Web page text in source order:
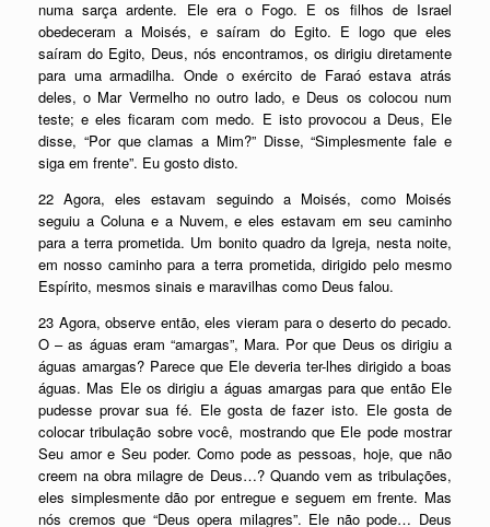
numa sarça ardente. Ele era o Fogo. E os filhos de Israel
obedeceram a Moisés, e saíram do Egito. E logo que eles
saíram do Egito, Deus, nós encontramos, os dirigiu diretamente
para uma armadilha. Onde o exército de Faraó estava atrás
deles, o Mar Vermelho no outro lado, e Deus os colocou num
teste; e eles ficaram com medo. E isto provocou a Deus, Ele
disse, “Por que clamas a Mim?” Disse, “Simplesmente fale e
siga em frente”. Eu gosto disto.
22 Agora, eles estavam seguindo a Moisés, como Moisés
seguiu a Coluna e a Nuvem, e eles estavam em seu caminho
para a terra prometida. Um bonito quadro da Igreja, nesta noite,
em nosso caminho para a terra prometida, dirigido pelo mesmo
Espírito, mesmos sinais e maravilhas como Deus falou.
23 Agora, observe então, eles vieram para o deserto do pecado.
O – as águas eram “amargas”, Mara. Por que Deus os dirigiu a
águas amargas? Parece que Ele deveria ter-lhes dirigido a boas
águas. Mas Ele os dirigiu a águas amargas para que então Ele
pudesse provar sua fé. Ele gosta de fazer isto. Ele gosta de
colocar tribulação sobre você, mostrando que Ele pode mostrar
Seu amor e Seu poder. Como pode as pessoas, hoje, que não
creem na obra milagre de Deus…? Quando vem as tribulações,
eles simplesmente dão por entregue e seguem em frente. Mas
nós cremos que “Deus opera milagres”. Ele não pode… Deus